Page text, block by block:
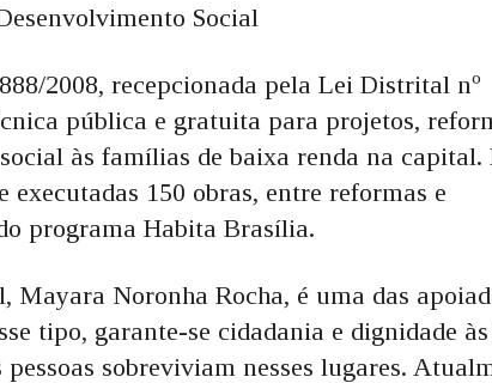
Social
2008, recepcionada pela Lei Distrital nº
pública e gratuita para projetos,
às famílias de baixa renda na capital.
150 obras, entre reformas e
programa Habita Brasília.
Mayara Noronha Rocha, é uma das
tipo, garante-se cidadania e dignidade
sobreviviam nesses lugares.